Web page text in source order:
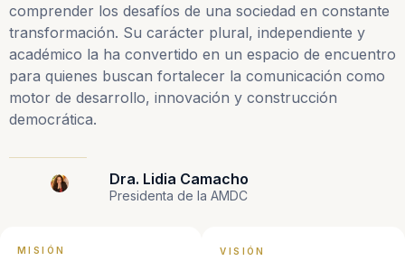
comprender los desafíos de una sociedad en constante
transformación. Su carácter plural, independiente y
académico la ha convertido en un espacio de encuentro
para quienes buscan fortalecer la comunicación como
motor de desarrollo, innovación y construcción
democrática.
Dra. Lidia Camacho
Presidenta de la AMDC
MISIÓN VISIÓN